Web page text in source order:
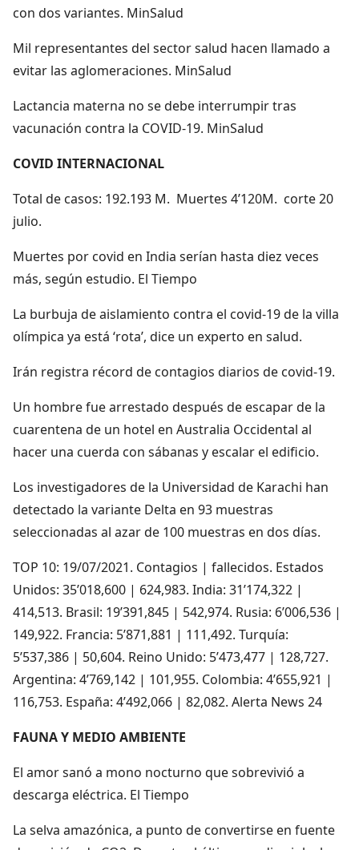
con dos variantes. MinSalud
Mil representantes del sector salud hacen llamado a
evitar las aglomeraciones. MinSalud
Lactancia materna no se debe interrumpir tras
vacunación contra la COVID-19. MinSalud
COVID INTERNACIONAL
Total de casos: 192.193 M. Muertes 4’120M. corte 20
julio.
Muertes por covid en India serían hasta diez veces
más, según estudio. El Tiempo
La burbuja de aislamiento contra el covid-19 de la villa
olímpica ya está ‘rota’, dice un experto en salud.
Irán registra récord de contagios diarios de covid-19.
Un hombre fue arrestado después de escapar de la
cuarentena de un hotel en Australia Occidental al
hacer una cuerda con sábanas y escalar el edificio.
Los investigadores de la Universidad de Karachi han
detectado la variante Delta en 93 muestras
seleccionadas al azar de 100 muestras en dos días.
TOP 10: 19/07/2021. Contagios | fallecidos. Estados
Unidos: 35’018,600 | 624,983. India: 31’174,322 |
414,513. Brasil: 19’391,845 | 542,974. Rusia: 6’006,536 |
149,922. Francia: 5’871,881 | 111,492. Turquía:
5’537,386 | 50,604. Reino Unido: 5’473,477 | 128,727.
Argentina: 4’769,142 | 101,955. Colombia: 4’655,921 |
116,753. España: 4’492,066 | 82,082. Alerta News 24
FAUNA Y MEDIO AMBIENTE
El amor sanó a mono nocturno que sobrevivió a
descarga eléctrica. El Tiempo
La selva amazónica, a punto de convertirse en fuente